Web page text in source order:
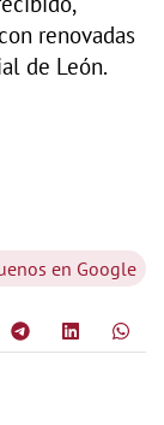
renovadas
de León.
en Google